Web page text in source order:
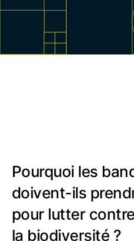
Pourquoi les
doivent-ils
pour lutter
la biodiversité ?